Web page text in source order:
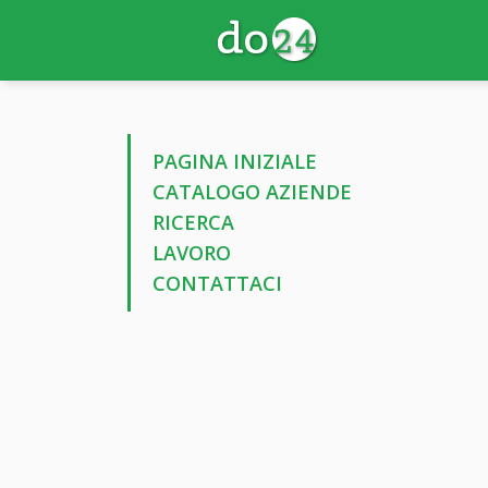
PAGINA INIZIALE
CATALOGO AZIENDE
RICERCA
LAVORO
CONTATTACI